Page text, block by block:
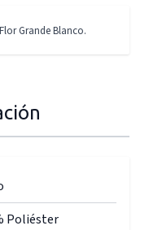
Grande Blanco.
Poliéster